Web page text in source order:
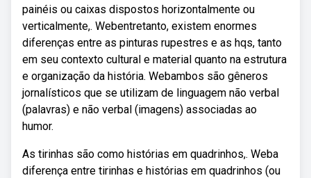
painéis ou caixas dispostos horizontalmente ou
verticalmente,. Webentretanto, existem enormes
diferenças entre as pinturas rupestres e as hqs, tanto
em seu contexto cultural e material quanto na estrutura
e organização da história. Webambos são gêneros
jornalísticos que se utilizam de linguagem não verbal
(palavras) e não verbal (imagens) associadas ao
humor.
As tirinhas são como histórias em quadrinhos,. Weba
diferença entre tirinhas e histórias em quadrinhos (ou